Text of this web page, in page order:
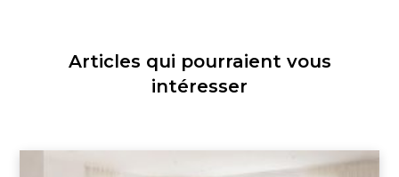
Articles qui pourraient vous
intéresser